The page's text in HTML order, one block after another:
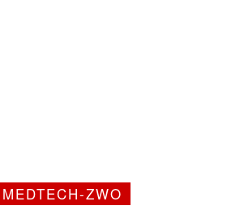
MEDTECH-ZWO